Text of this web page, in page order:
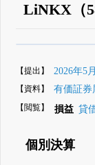
LiNKX（
詳しく見られる
登録すると永
【提出】 2026年5
【資料】 有価証券
【閲覧】 損益 貸
個別決算